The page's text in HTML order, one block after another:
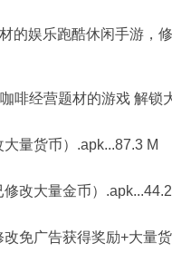
的娱乐跑酷休闲手游，
啡经营题材的游戏 解锁
量货币）.apk...87.3 M
改大量金币）
免广告获得奖励+大量